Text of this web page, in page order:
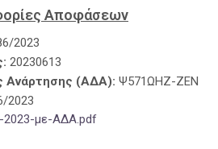
Αποφάσεων
2023
20230613
Ανάρτησης (ΑΔΑ): Ψ571ΩΗΖ-ΖΕΝ
2023
2023-με-ΑΔΑ.pdf